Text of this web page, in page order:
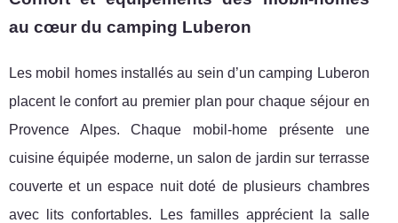
au cœur du camping Luberon
Les mobil homes installés au sein d’un camping Luberon
placent le confort au premier plan pour chaque séjour en
Provence Alpes. Chaque mobil-home présente une
cuisine équipée moderne, un salon de jardin sur terrasse
couverte et un espace nuit doté de plusieurs chambres
avec lits confortables. Les familles apprécient la salle